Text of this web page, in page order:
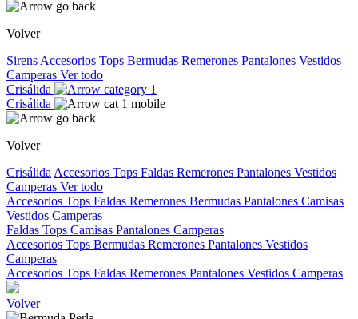
Volver
Sirens Accesorios Tops Bermudas Remerones Pantalones Vestidos
Camperas Ver todo
Crisálida
Crisálida
Volver
Crisálida Accesorios Tops Faldas Remerones Pantalones Vestidos
Camperas Ver todo
Accesorios Tops Faldas Remerones Bermudas Pantalones Camisas
Vestidos Camperas
Faldas Tops Camisas Pantalones Camperas
Accesorios Tops Bermudas Remerones Pantalones Vestidos
Camperas
Accesorios Tops Faldas Remerones Pantalones Vestidos Camperas
Volver